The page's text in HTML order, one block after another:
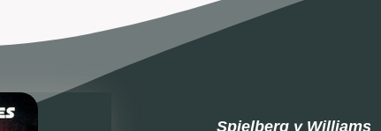
Spielberg y Williams